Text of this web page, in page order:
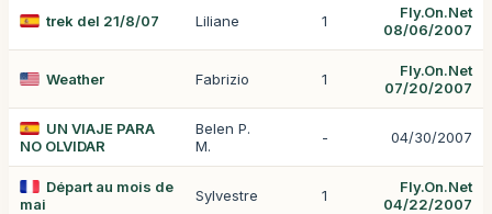
trek del 21/8/07 Liliane 1
Fly.On.Net
08/06/2007
Weather Fabrizio 1
Fly.On.Net
07/20/2007
UN VIAJE PARA
NO OLVIDAR
Belen P.
M.
- 04/30/2007
Départ au mois de
mai
Sylvestre 1
Fly.On.Net
04/22/2007